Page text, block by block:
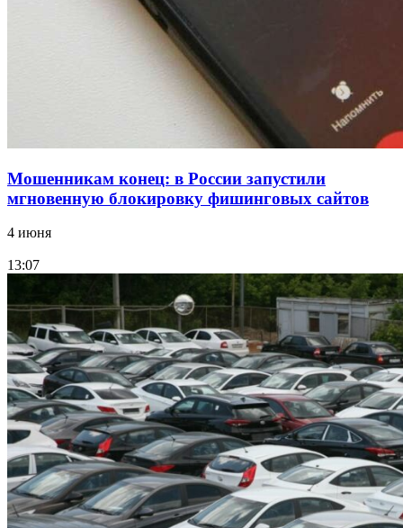
заключены контракты на 3,6 млн долларов
Мошенникам конец: в России запустили
мгновенную блокировку фишинговых сайтов
4 июня
13:07